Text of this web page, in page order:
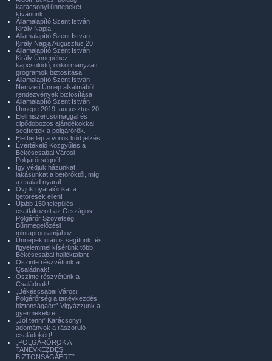
karácsonyi ünnepeket
kívánunk
Államalapító Szent István
Király Napja
Államalapító Szent István
Király Napja Augusztus 20.
Államalapító Szent István
Király Ünnepéhez
kapcsolódó, önkormányzati
programok biztosítása
Államalapító Szent István
Nemzeti Ünnep alkalmából
rendezvények biztosítása
Államalapító Szent István
Ünnepe 2019. augusztus 20.
Élelmiszercsomaggal és
cipődobozos ajándékokkal
segítettek a polgárőrök.
Életbe lép a vörös kód jelzés!
Évértékelő Közgyűlés a
Békéscsabai Városi
Polgárőrségnél
Így védjük házunkat,
lakásunkat a betörőktől, míg
a család nyaral.
Óvjuk nyaralóinkat a
betörések ellen!
Újabb 150 település
csatlakozott az Országos
Polgárőr Szövetség
Bűnmegelőzési
mintaprogramjához
Ünnepek után is segítünk, és
figyelemmel kísérünk több
Békéscsabai hajléktalant
Őszinte részvétünk a
Családnak!
Őszinte részvétünk a
Családnak!
„Békéscsabai Városi
Polgárőrség a tanévkezdés
biztonságáért” Vigyázzunk a
gyermekekre!
„Jót tenni” Karácsonyi
adományok a rászoruló
családokért!
„POLGÁRŐRÖK A
TANÉVKEZDÉS
BIZTONSÁGÁÉRT”